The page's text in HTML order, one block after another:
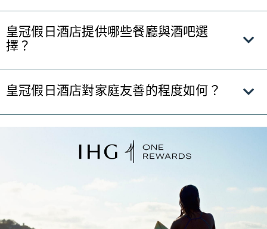
皇冠假日酒店提供哪些餐廳與酒吧選
擇？
皇冠假日酒店對家庭友善的程度如何？